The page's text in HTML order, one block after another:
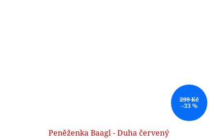
299 Kč
–33 %
Peněženka Baagl - Duha červený